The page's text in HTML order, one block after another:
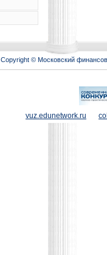
Copyright © Московский
vuz.edunetwork.ru